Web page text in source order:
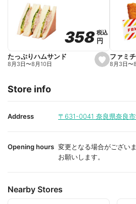
o
r
i
e
s
e
i
t
358
358税込
税込
円
円
たっぷりハムサンド
8月3日〜8月10日
ファミ
8月3日〜
Store info
Address 〒631-0041 奈良県奈良
Opening hours 変更となる場合がござい
お願いします。
Nearby Stores